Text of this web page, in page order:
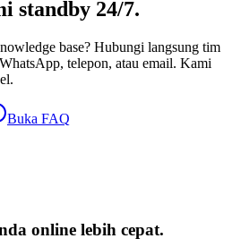
standby 24/7.
base? Hubungi langsung tim
telepon, atau email. Kami
Buka FAQ
online lebih cepat.